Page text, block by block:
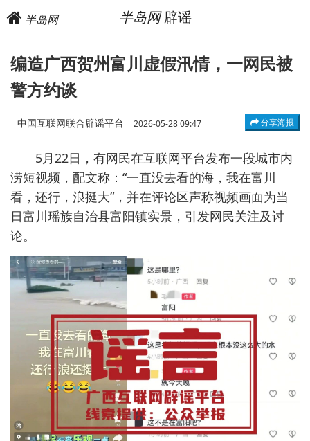
半岛网 半岛网辟谣
编造广西贺州富川虚假汛情，一网民被
警方约谈
中国互联网联合辟谣平台 2026-05-28 09:47 分享海报
5月22日，有网民在互联网平台发布一段城市内
涝短视频，配文称：“一直没去看的海，我在富川
看，还行，浪挺大”，并在评论区声称视频画面为当
日富川瑶族自治县富阳镇实景，引发网民关注及讨
论。